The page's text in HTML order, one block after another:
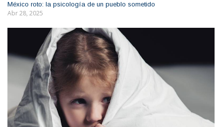
México roto: la psicología de un pueblo sometido
Abr 28, 2025